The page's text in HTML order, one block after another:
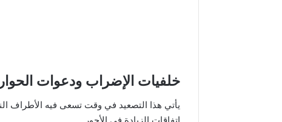
خلفيات الإضراب ودعوات الحوار
يأتي هذا التصعيد في وقت تسعى فيه الأطراف